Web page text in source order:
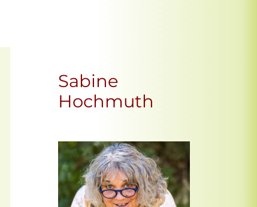
Office 365 Outlook Live
Sabine
Hochmuth